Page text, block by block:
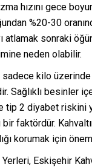
hızını gece
%20-30
atlamak sonraki
neden olabilir.
sadece kilo
Sağlıklı besinler
tip 2 diyabet riskini
faktördür.
korumak için
Eskişehir